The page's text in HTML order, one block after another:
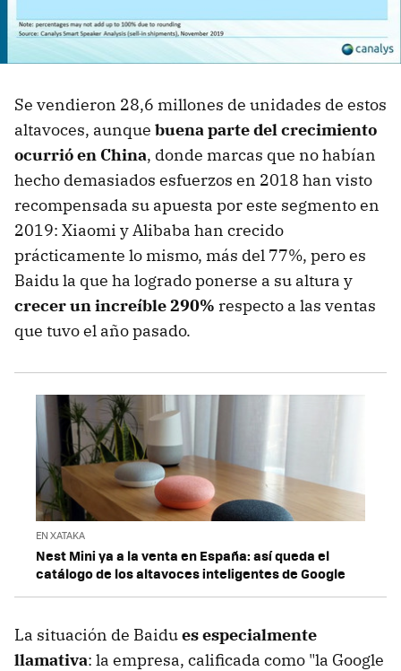
Se vendieron 28,6 millones de unidades de estos
altavoces, aunque buena parte del crecimiento
ocurrió en China, donde marcas que no habían
hecho demasiados esfuerzos en 2018 han visto
recompensada su apuesta por este segmento en
2019: Xiaomi y Alibaba han crecido
prácticamente lo mismo, más del 77%, pero es
Baidu la que ha logrado ponerse a su altura y
crecer un increíble 290% respecto a las ventas
que tuvo el año pasado.
EN XATAKA
Nest Mini ya a la venta en España: así queda el
catálogo de los altavoces inteligentes de Google
La situación de Baidues especialmente
llamativa: la empresa, calificada como "la Google